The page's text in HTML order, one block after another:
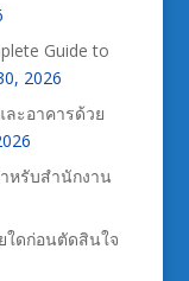
Guide to
2026
ละอาคารด้วย
หรับสำนักงาน
ใดก่อนตัดสินใจ